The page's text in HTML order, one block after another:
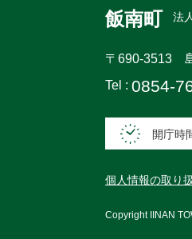
飯南町 法
〒690-3513
Tel : 0854-
開庁時
個人情報の取り
Copyright IINAN